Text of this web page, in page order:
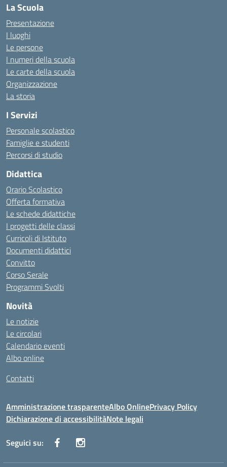
La Scuola
Presentazione
I luoghi
Le persone
I numeri della scuola
Le carte della scuola
Organizzazione
La storia
I Servizi
Personale scolastico
Famiglie e studenti
Percorsi di studio
Didattica
Orario Scolastico
Offerta formativa
Le schede didattiche
I progetti delle classi
Curricoli di Istituto
Documenti didattici
Convitto
Corso Serale
Programmi Svolti
Novità
Le notizie
Le circolari
Calendario eventi
Albo online
Contatti
Amministrazione trasparenteAlbo OnlinePrivacy Policy
Dichiarazione di accessibilitàNote legali
Seguici su: